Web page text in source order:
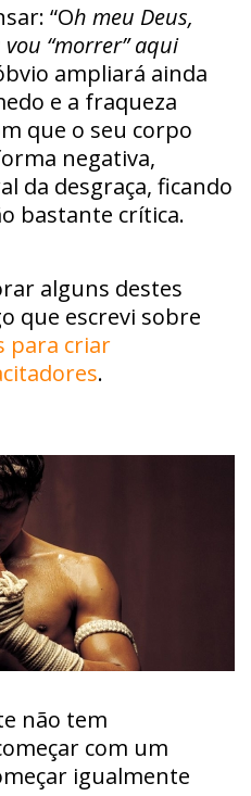
“Oh meu Deus,
vou “morrer” aqui
ampliará ainda
e a fraqueza
que o seu corpo
negativa,
da desgraça, ficando
bastante crítica.
alguns destes
que escrevi sobre
para criar
.
não tem
com um
igualmente